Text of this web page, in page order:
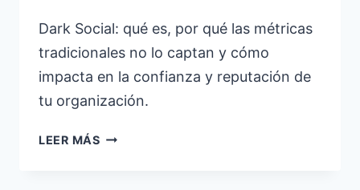
Dark Social: qué es, por qué las métricas
tradicionales no lo captan y cómo
impacta en la confianza y reputación de
tu organización.
LEER MÁSDARK